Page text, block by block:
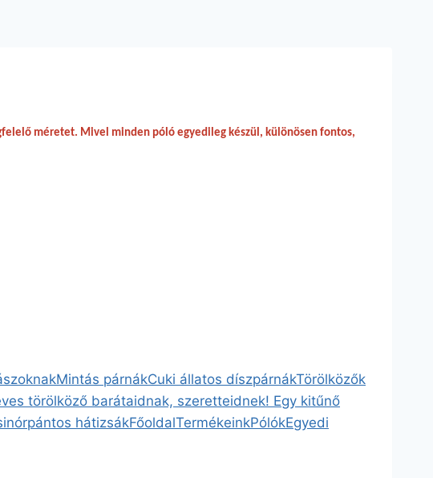
méretet. Mivel minden póló egyedileg készül, különösen fontos,
Mintás párnákCuki állatos díszpárnákTörölközők
törölköző barátaidnak, szeretteidnek! Egy kitűnő
hátizsákFőoldalTermékeinkPólókEgyedi